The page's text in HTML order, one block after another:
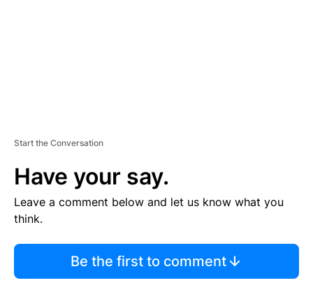
Start the Conversation
Have your say.
Leave a comment below and let us know what you
think.
Be the first to comment